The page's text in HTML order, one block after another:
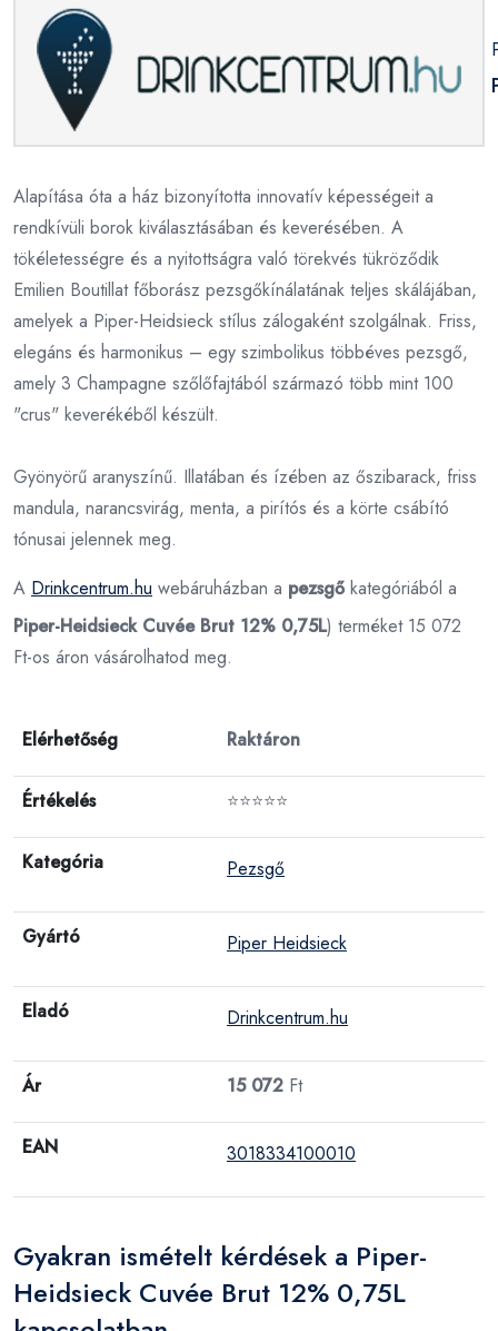
Alapítása óta a ház bizonyította innovatív képességeit a
rendkívüli borok kiválasztásában és keverésében. A
tökéletességre és a nyitottságra való törekvés tükröződik
Emilien Boutillat főborász pezsgőkínálatának teljes skálájában,
amelyek a Piper-Heidsieck stílus zálogaként szolgálnak. Friss,
elegáns és harmonikus – egy szimbolikus többéves pezsgő,
amely 3 Champagne szőlőfajtából származó több mint 100
"crus" keverékéből készült.
Gyönyörű aranyszínű. Illatában és ízében az őszibarack, friss
mandula, narancsvirág, menta, a pirítós és a körte csábító
tónusai jelennek meg.
A Drinkcentrum.hu webáruházban a pezsgő kategóriából a
Piper-Heidsieck Cuvée Brut 12% 0,75L) terméket 15 072
Ft-os áron vásárolhatod meg.
Elérhetőség Raktáron
Értékelés ⭐⭐⭐⭐⭐
Kategória Pezsgő
Gyártó Piper Heidsieck
Eladó Drinkcentrum.hu
Ár 15 072 Ft
EAN 3018334100010
Gyakran ismételt kérdések a Piper-
Heidsieck Cuvée Brut 12% 0,75L